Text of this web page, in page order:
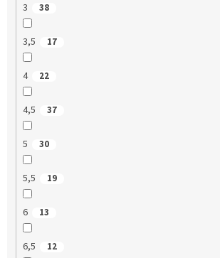
3 38
3,5 17
4 22
4,5 37
5 30
5,5 19
6 13
6,5 12